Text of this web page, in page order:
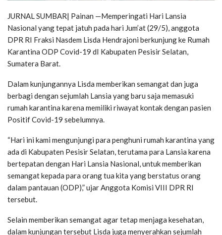
JURNAL SUMBAR| Painan —Memperingati Hari Lansia
Nasional yang tepat jatuh pada hari Jum’at (29/5), anggota
DPR RI Fraksi Nasdem Lisda Hendrajoni berkunjung ke Rumah
Karantina ODP Covid-19 dI Kabupaten Pesisir Selatan,
Sumatera Barat.
Dalam kunjungannya Lisda memberikan semangat dan juga
berbagi dengan sejumlah Lansia yang baru saja memasuki
rumah karantina karena memiliki riwayat kontak dengan pasien
Positif Covid-19 sebelumnya.
“Hari ini kami mengunjungi para penghuni rumah karantina yang
ada di Kabupaten Pesisir Selatan, terutama para Lansia karena
bertepatan dengan Hari Lansia Nasional, untuk memberikan
semangat kepada para orang tua kita yang berstatus orang
dalam pantauan (ODP),” ujar Anggota Komisi VIII DPR RI
tersebut.
Selain memberikan semangat agar tetap menjaga kesehatan,
dalam kunjungan tersebut Lisda juga menyerahkan sejumlah